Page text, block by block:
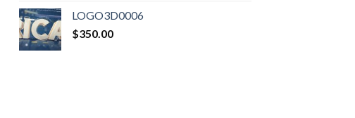
LOGO3D0006
$350.00